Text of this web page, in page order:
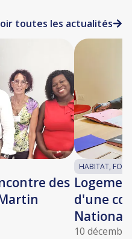
toutes les actualités
des
HABITAT,
d'une
10